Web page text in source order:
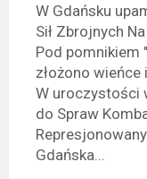
W Gdańsku
Sił Zbrojnych
Pod pomnikiem
złożono
W uroczystości
do Spraw
Gdańska...